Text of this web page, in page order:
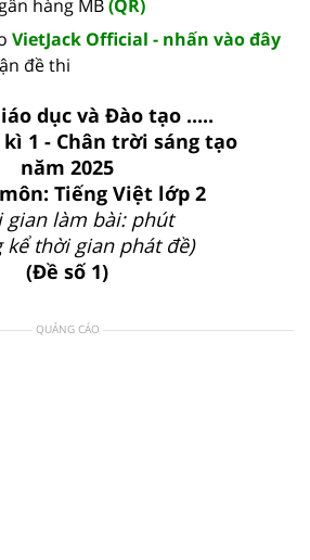
hàng MB(QR)
VietJack Official - nhấn vào đây
đề thi
dục và Đào tạo .....
1 - Chân trời sáng tạo
năm 2025
Tiếng Việt lớp 2
gian làm bài: phút
kể thời gian phát đề)
(Đề số 1)
QUẢNG CÁO